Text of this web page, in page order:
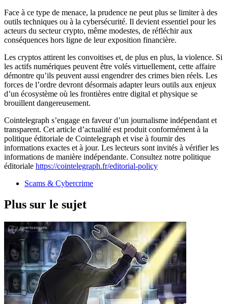
Face à ce type de menace, la prudence ne peut plus se limiter à des
outils techniques ou à la cybersécurité. Il devient essentiel pour les
acteurs du secteur crypto, même modestes, de réfléchir aux
conséquences hors ligne de leur exposition financière.
Les cryptos attirent les convoitises et, de plus en plus, la violence. Si
les actifs numériques peuvent être volés virtuellement, cette affaire
démontre qu’ils peuvent aussi engendrer des crimes bien réels. Les
forces de l’ordre devront désormais adapter leurs outils aux enjeux
d’un écosystème où les frontières entre digital et physique se
brouillent dangereusement.
Cointelegraph s’engage en faveur d’un journalisme indépendant et
transparent. Cet article d’actualité est produit conformément à la
politique éditoriale de Cointelegraph et vise à fournir des
informations exactes et à jour. Les lecteurs sont invités à vérifier les
informations de manière indépendante. Consultez notre politique
éditoriale https://cointelegraph.fr/editorial-policy
Scams & Cybercrime
Plus sur le sujet